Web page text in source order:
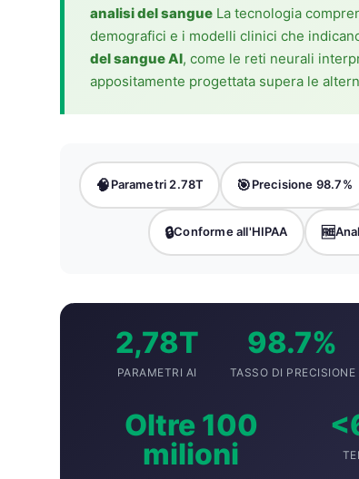
analisi del sangue La tecnologia
demografici e i modelli clinici che
del sangue AI, come le reti neurali
appositamente progettata supera le
🧠Parametri 2.78T 🎯Precisione 98.7%
🔒Conforme all'HIPAA 🆓
2,78T
PARAMETRI AI
98.7%
TASSO DI PRECISIONE
Oltre 100
milioni
Македонски јазик